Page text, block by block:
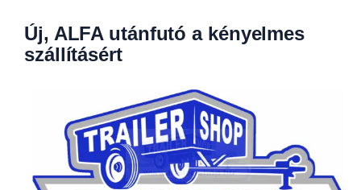
Új, ALFA utánfutó a kényelmes
szállításért